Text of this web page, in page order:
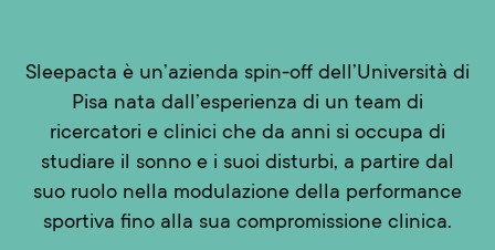
Sleepacta è un’azienda spin-off dell’Università di
Pisa nata dall’esperienza di un team di
ricercatori e clinici che da anni si occupa di
studiare il sonno e i suoi disturbi, a partire dal
suo ruolo nella modulazione della performance
sportiva fino alla sua compromissione clinica.